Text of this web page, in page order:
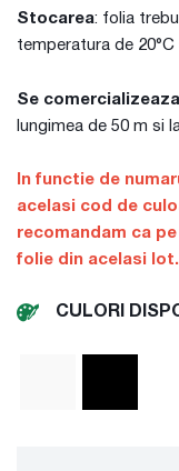
Stocarea: folia
temperatura de
Se comercializeaza
lungimea de 50 m si
In functie de
acelasi cod de
recomandam ca
folie din acelasi lot.
CULORI